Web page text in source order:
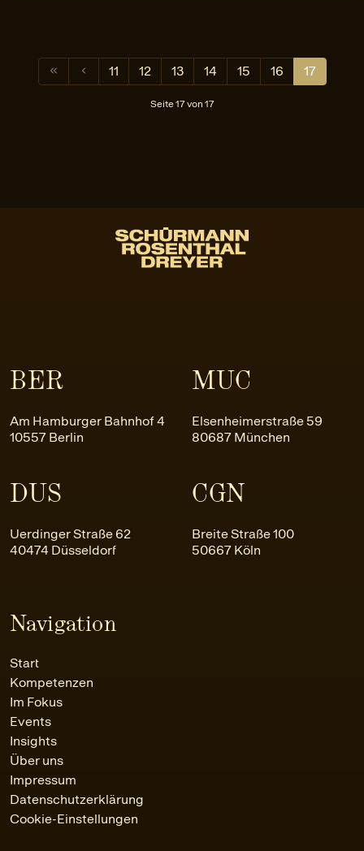
11 12 13 14 15 16 17
Seite 17 von 17
BER
Am Hamburger Bahnhof 4
10557 Berlin
MUC
Elsenheimerstraße 59
80687 München
DUS
Uerdinger Straße 62
40474 Düsseldorf
CGN
Breite Straße 100
50667 Köln
Navigation
Start
Kompetenzen
Im Fokus
Events
Insights
Über uns
Impressum
Datenschutzerklärung
Cookie-Einstellungen